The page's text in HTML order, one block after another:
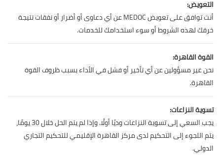
التعويض:
أنت توافق على تعويض MEDOC عن أي دعاوى أو أضرار أو نفقات نتيجة
خرقك لهذه الشروط أو سوء استخدامك للخدمات.
القوة القاهرة:
نحن غير مسؤولين عن أي تأخير أو فشل في الأداء بسبب ظروف القوة
القاهرة.
تسوية النزاعات:
يجب السعي إلى تسوية النزاعات وديًا أولًا. وإذا لم يتم الحل خلال 30 يومًا،
يتم اللجوء إلى التحكيم لدى مركز القاهرة الإقليمي للتحكيم التجاري
الدولي.